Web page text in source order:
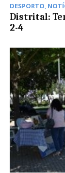
DESPORTO,
Distrital:
2-4